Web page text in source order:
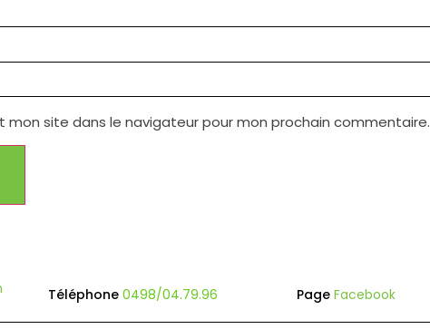
mon site dans le navigateur pour mon prochain commentaire.
Téléphone0498/04.79.96 Page Facebook